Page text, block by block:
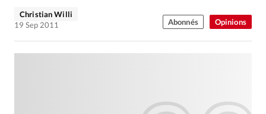
Opinions
Christian Willi
19 Sep 2011
Abonnés